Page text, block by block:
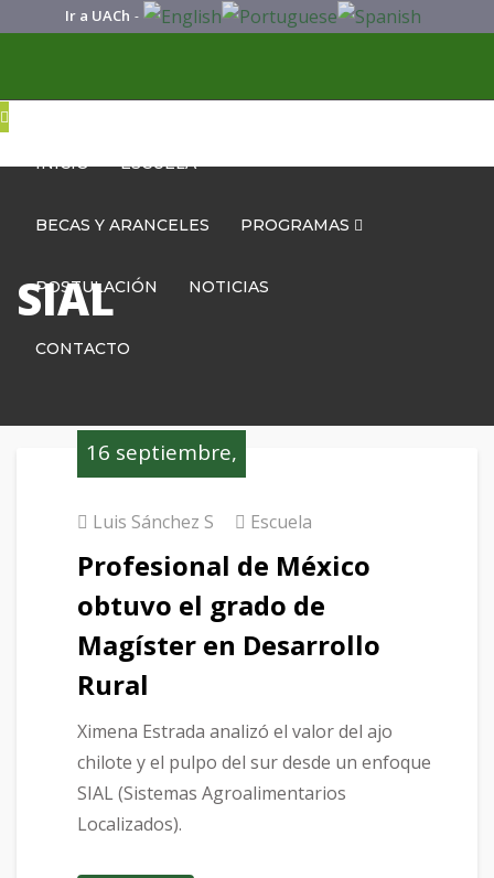
Ir a UACh -
INICIO ESCUELA
BECAS Y ARANCELES PROGRAMAS
POSTULACIÓN NOTICIAS
CONTACTO
SIAL
16 septiembre,
Luis Sánchez S Escuela
Profesional de México
obtuvo el grado de
Magíster en Desarrollo
Rural
Ximena Estrada analizó el valor del ajo
chilote y el pulpo del sur desde un enfoque
SIAL (Sistemas Agroalimentarios
Localizados).